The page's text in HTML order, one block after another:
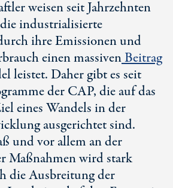
weisen seit Jahrzehnten
industrialisierte
ihre Emissionen und
einen massivenBeitrag
leistet. Daher gibt es seit
der CAP, die auf das
eines Wandels in der
ausgerichtet sind.
und vor allem an der
Maßnahmen wird stark
die Ausbreitung der